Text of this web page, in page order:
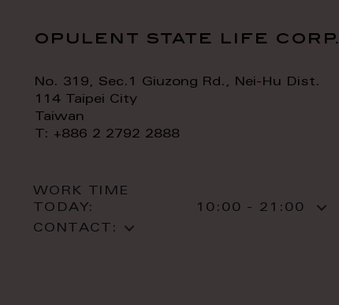
opulent state life corp.
No. 319, Sec.1 Giuzong Rd., Nei-Hu Dist.
114 Taipei City
Taiwan
T: +886 2 2792 2888
WORK TIME
TODAY:
10:00 - 21:00
CONTACT: